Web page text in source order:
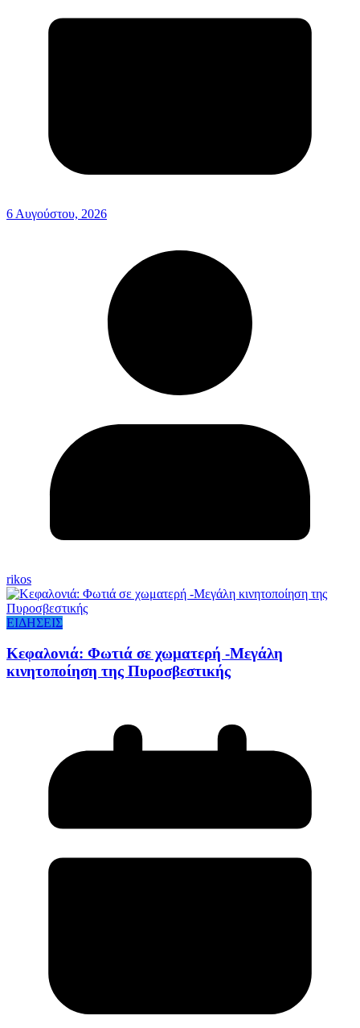
6 Αυγούστου, 2026
rikos
ΕΙΔΗΣΕΙΣ
Κεφαλονιά: Φωτιά σε χωματερή -Μεγάλη
κινητοποίηση της Πυροσβεστικής